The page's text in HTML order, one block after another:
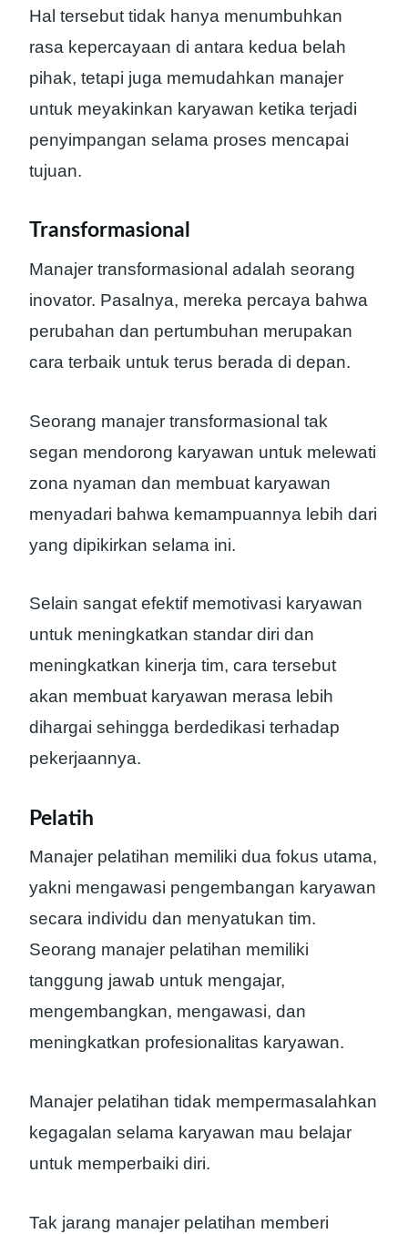
Hal tersebut tidak hanya menumbuhkan
rasa kepercayaan di antara kedua belah
pihak, tetapi juga memudahkan manajer
untuk meyakinkan karyawan ketika terjadi
penyimpangan selama proses mencapai
tujuan.
Transformasional
Manajer transformasional adalah seorang
inovator. Pasalnya, mereka percaya bahwa
perubahan dan pertumbuhan merupakan
cara terbaik untuk terus berada di depan.
Seorang manajer transformasional tak
segan mendorong karyawan untuk melewati
zona nyaman dan membuat karyawan
menyadari bahwa kemampuannya lebih dari
yang dipikirkan selama ini.
Selain sangat efektif memotivasi karyawan
untuk meningkatkan standar diri dan
meningkatkan kinerja tim, cara tersebut
akan membuat karyawan merasa lebih
dihargai sehingga berdedikasi terhadap
pekerjaannya.
Pelatih
Manajer pelatihan memiliki dua fokus utama,
yakni mengawasi pengembangan karyawan
secara individu dan menyatukan tim.
Seorang manajer pelatihan memiliki
tanggung jawab untuk mengajar,
mengembangkan, mengawasi, dan
meningkatkan profesionalitas karyawan.
Manajer pelatihan tidak mempermasalahkan
kegagalan selama karyawan mau belajar
untuk memperbaiki diri.
Tak jarang manajer pelatihan memberi